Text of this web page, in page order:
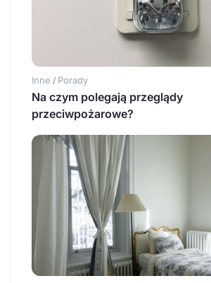
Inne / Porady
Na czym polegają przeglądy
przeciwpożarowe?